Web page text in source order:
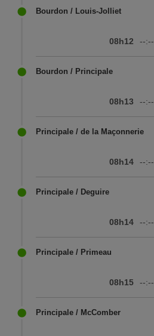
Bourdon / Louis-Jolliet
08h12 --:--
Bourdon / Principale
08h13 --:--
Principale / de la Maçonnerie
08h14 --:--
Principale / Deguire
08h14 --:--
Principale / Primeau
08h15 --:--
Principale / McComber